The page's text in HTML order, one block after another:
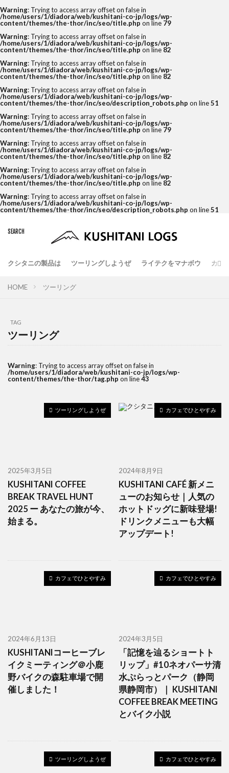
Warning: Trying to access array offset on false in
/home/users/1/diadora/web/kushitani-co-jp/logs/wp-
content/themes/the-thor/inc/seo/title.php on line 79
Warning: Trying to access array offset on false in
/home/users/1/diadora/web/kushitani-co-jp/logs/wp-
content/themes/the-thor/inc/seo/title.php on line 82
Warning: Trying to access array offset on false in
/home/users/1/diadora/web/kushitani-co-jp/logs/wp-
content/themes/the-thor/inc/seo/title.php on line 82
Warning: Trying to access array offset on false in
/home/users/1/diadora/web/kushitani-co-jp/logs/wp-
content/themes/the-thor/inc/seo/description_robots.php on line51
Warning: Trying to access array offset on false in
/home/users/1/diadora/web/kushitani-co-jp/logs/wp-
content/themes/the-thor/inc/seo/title.php on line 79
Warning: Trying to access array offset on false in
/home/users/1/diadora/web/kushitani-co-jp/logs/wp-
content/themes/the-thor/inc/seo/title.php on line 82
Warning: Trying to access array offset on false in
/home/users/1/diadora/web/kushitani-co-jp/logs/wp-
content/themes/the-thor/inc/seo/title.php on line 82
Warning: Trying to access array offset on false in
/home/users/1/diadora/web/kushitani-co-jp/logs/wp-
content/themes/the-thor/inc/seo/description_robots.php on line51
クシタニの製品は ツーリングしようぜ ライテクをマナボウ カフ
HOME ツーリング
TAG
ツーリング
Warning: Trying to access array offset on false in
/home/users/1/diadora/web/kushitani-co-jp/logs/wp-
content/themes/the-thor/tag.php on line43
ツーリングしようぜ
2025年3月5日
KUSHITANI COFFEE
BREAK TRAVEL HUNT
2025 ー あなたの旅が今、
始まる。
カフェでひとやすみ
2024年8月9日
KUSHITANI CAFÉ 新メニ
ューのお知らせ｜人気の
ホットドッグに新味登場!
ドリンクメニューも大幅
アップデート!
カフェでひとやすみ
2024年6月13日
KUSHITANIコーヒーブレ
イクミーティング＠小鹿
野バイクの森駐車場で開
催しました！
カフェでひとやすみ
2024年3月5日
「記憶を辿るショートト
リップ」#10ネオパーサ清
水ぷらっとパーク（静岡
県静岡市）｜ KUSHITANI
COFFEE BREAK MEETING
とバイク小説
ツーリングしようぜ カフェでひとやすみ